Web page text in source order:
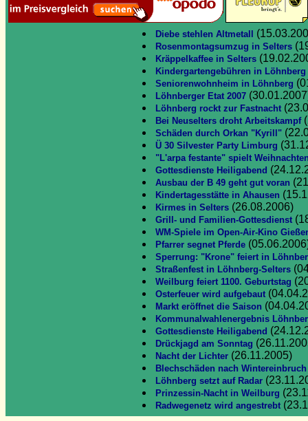
Diebe stehlen Altmetall
Rosenmontagsumzug in Selters
Kräppelkaffee in Selters
Kindergartengebühren in Löhnberg
Seniorenwohnheim in Löhnberg
Löhnberger Etat 2007
Löhnberg rockt zur Fastnacht
Bei Neuselters droht Arbeitskampf
Schäden durch Orkan "Kyrill"
Ü 30 Silvester Party Limburg
"L'arpa festante" spielt
Gottesdienste Heiligabend
Ausbau der B 49 geht gut voran
Kindertagesstätte in Ahausen
Kirmes in Selters (26.08.2006)
Grill- und Familien-Gottesdienst
WM-Spiele im Open-Air-Kino
Pfarrer segnet Pferde
Sperrung: "Krone" feiert in
Straßenfest in Löhnberg-Selters
Weilburg feiert 1100. Geburtstag
Osterfeuer wird aufgebaut
Markt eröffnet die Saison
Kommunalwahlenergebnis
Gottesdienste Heiligabend
Drückjagd am Sonntag
Nacht der Lichter (26.11.2005)
Blechschäden nach Wintereinbruch
Löhnberg setzt auf Radar
Prinzessin-Nacht in Weilburg
Radwegenetz wird angestrebt